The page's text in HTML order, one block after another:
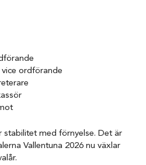
ordförande
stabilitet med förnyelse. Det är
Vallentuna 2026 nu växlar